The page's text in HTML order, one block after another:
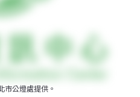
市公燈處提供。